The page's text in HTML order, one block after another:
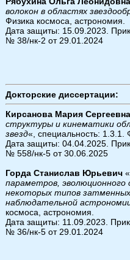
волокон в областях
Физика космоса, астрономия.
Дата защиты: 15.09.2023.
№ 38/нк-2 от 29.01.2024
Докторские диссертации:
Кирсанова Мария Сергеевна
структуры и кинематики
звезд«, специальность: 1.3.1.
Дата защиты: 04.04.2025.
№ 558/нк-5 от 30.06.2025
Горда Станислав Юрьевич «
параметров,
некоторых типов
наблюдательной
космоса, астрономия.
Дата защиты: 11.09.2023.
№ 36/нк-5 от 29.01.2024